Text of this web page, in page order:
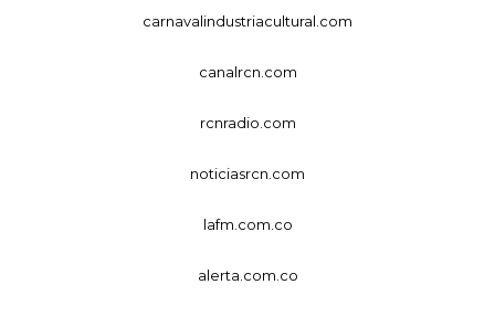
carnavalindustriacultural.com
canalrcn.com
rcnradio.com
noticiasrcn.com
lafm.com.co
alerta.com.co